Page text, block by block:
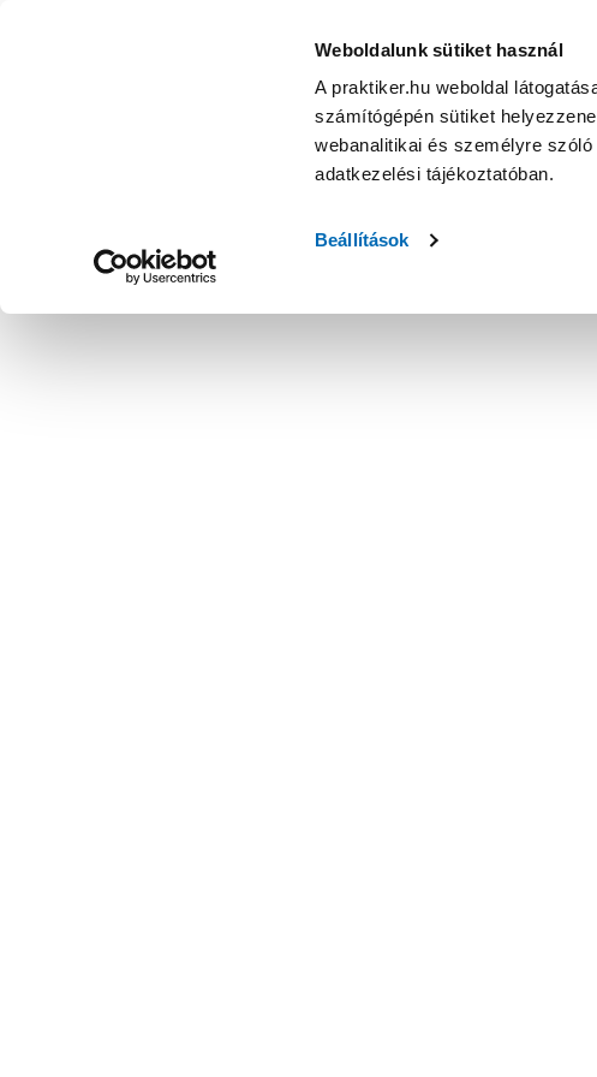
Weboldalunk sütiket használ
A praktiker.hu weboldal
számítógépén sütiket
webanalitikai és személyre
adatkezelési tájékoztatóban.
Beállítások